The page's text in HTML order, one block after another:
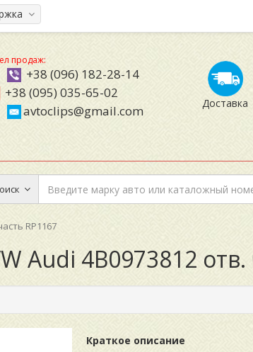
продаж:
+38 (096) 182-28-14
+38 (095) 035-65-02
avtoclips@gmail.com
Доставка
RP1167
Audi 4B0973812 отв.
Краткое описание